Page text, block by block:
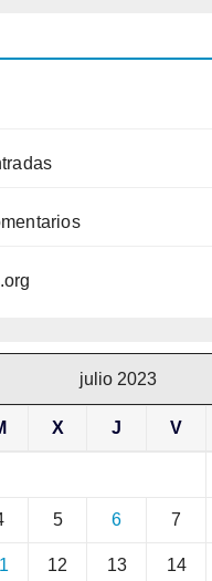
julio 2023
X J V
5 6 7
12 13 14